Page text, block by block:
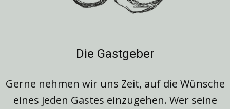
Die Gastgeber
Gerne nehmen wir uns Zeit, auf die Wünsche
eines jeden Gastes einzugehen. Wer seine